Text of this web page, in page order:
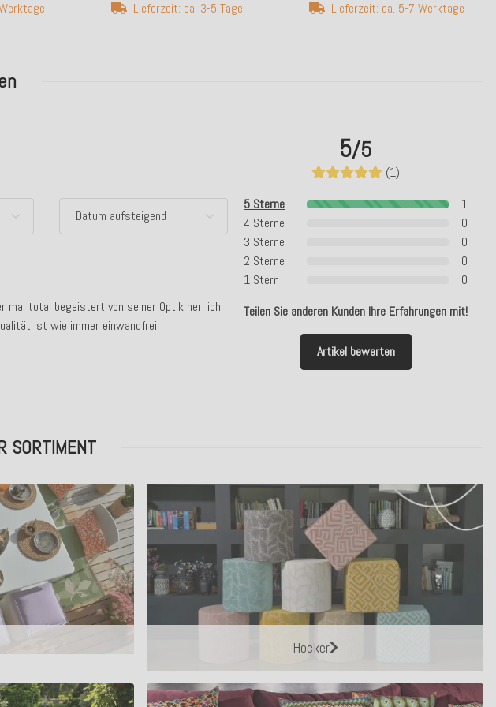
5/5
(1)
5 Sterne
1
4 Sterne
0
3 Sterne
0
2 Sterne
0
1 Stern
0
Teilen Sie anderen Kunden Ihre Erfahrungen mit!
Artikel bewerten
mal total begeistert von seiner Optik her, ich
ist wie immer einwandfrei!
Lieferzeit: ca. 3-5 Tage Lieferzeit: ca. 5-7 Werktage
SORTIMENT
Hocker